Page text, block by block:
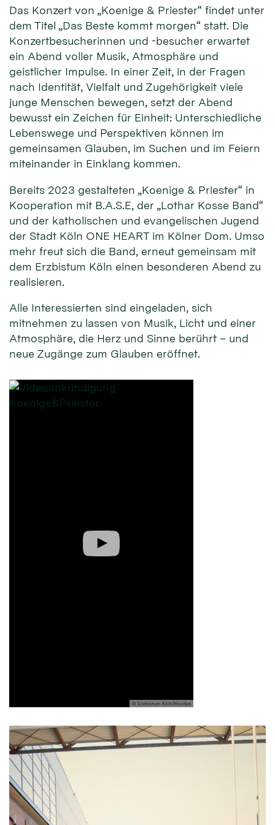
Das Konzert von „Koenige & Priester“ findet unter
dem Titel „Das Beste kommt morgen“ statt. Die
Konzertbesucherinnen und -besucher erwartet
ein Abend voller Musik, Atmosphäre und
geistlicher Impulse. In einer Zeit, in der Fragen
nach Identität, Vielfalt und Zugehörigkeit viele
junge Menschen bewegen, setzt der Abend
bewusst ein Zeichen für Einheit: Unterschiedliche
Lebenswege und Perspektiven können im
gemeinsamen Glauben, im Suchen und im Feiern
miteinander in Einklang kommen.
Bereits 2023 gestalteten „Koenige & Priester“ in
Kooperation mit B.A.S.E, der „Lothar Kosse Band“
und der katholischen und evangelischen Jugend
der Stadt Köln ONE HEART im Kölner Dom. Umso
mehr freut sich die Band, erneut gemeinsam mit
dem Erzbistum Köln einen besonderen Abend zu
realisieren.
Alle Interessierten sind eingeladen, sich
mitnehmen zu lassen von Musik, Licht und einer
Atmosphäre, die Herz und Sinne berührt – und
neue Zugänge zum Glauben eröffnet.
© Erzbistum Köln/Hordys